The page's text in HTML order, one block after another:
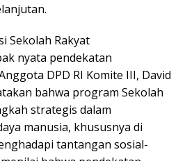
Sekolah Rakyat
nyata pendekatan
DPD RI Komite III, David
bahwa program Sekolah
strategis dalam
manusia, khususnya di
tantangan sosial-